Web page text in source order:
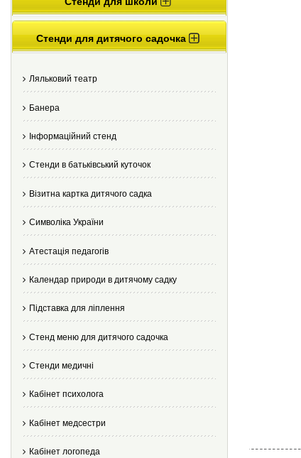
Стенди для дитячого садочка
Ляльковий театр
Банера
Інформаційний стенд
Стенди в батьківський куточок
Візитна картка дитячого садка
Cимволіка України
Атестація педагогів
Календар природи в дитячому садку
Підставка для ліплення
Стенд меню для дитячого садочка
Стенди медичні
Кабінет психолога
Кабінет медсестри
Кабінет логопеда